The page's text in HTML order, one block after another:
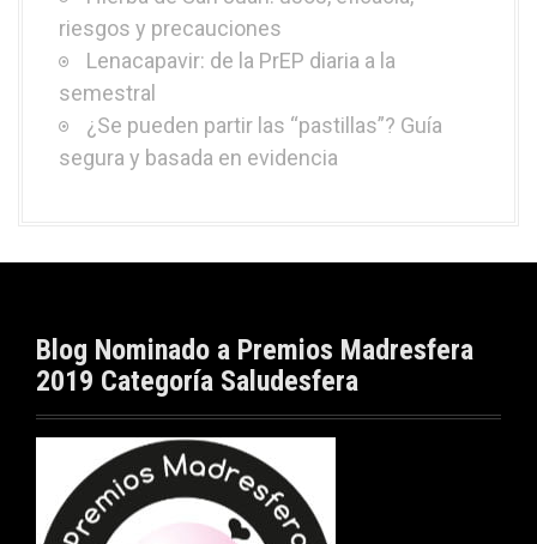
riesgos y precauciones
Lenacapavir: de la PrEP diaria a la
semestral
¿Se pueden partir las “pastillas”? Guía
segura y basada en evidencia
Blog Nominado a Premios Madresfera
2019 Categoría Saludesfera